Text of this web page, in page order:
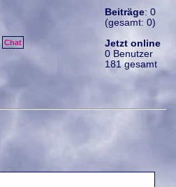
Beiträge: 0
(gesamt: 0)
Jetzt online
0 Benutzer
181 gesamt
Chat